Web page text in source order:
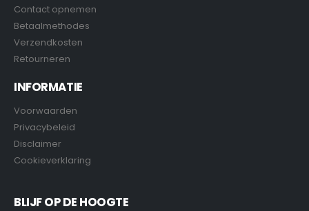
Contact opnemen
Betaalmethodes
Verzendkosten
Retourneren
INFORMATIE
Voorwaarden
Privacybeleid
Disclaimer
Cookieverklaring
BLIJF OP DE HOOGTE